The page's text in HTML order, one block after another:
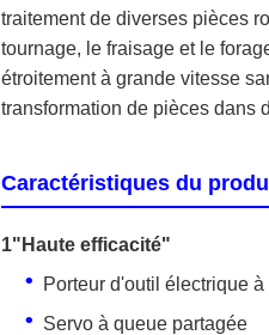
traitement de diverses pièces
tournage, le fraisage et le
étroitement à grande vitesse
transformation de pièces dans
Caractéristiques du
1"Haute efficacité"
Porteur d'outil électrique
Servo à queue partagée